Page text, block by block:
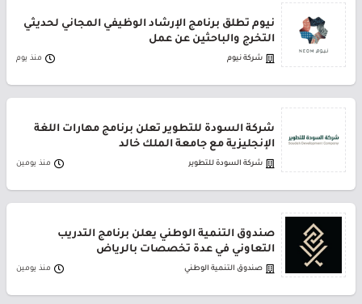
نيوم تطلق برنامج الإرشاد الوظيفي المجاني لحديثي
التخرج والباحثين عن عمل
شركة نيوم منذ يوم
شركة السودة للتطوير تعلن برنامج مهارات اللغة
الإنجليزية مع جامعة الملك خالد
شركة السودة للتطوير منذ يومين
صندوق التنمية الوطني يعلن برنامج التدريب
التعاوني في عدة تخصصات بالرياض
صندوق التنمية الوطني منذ يومين